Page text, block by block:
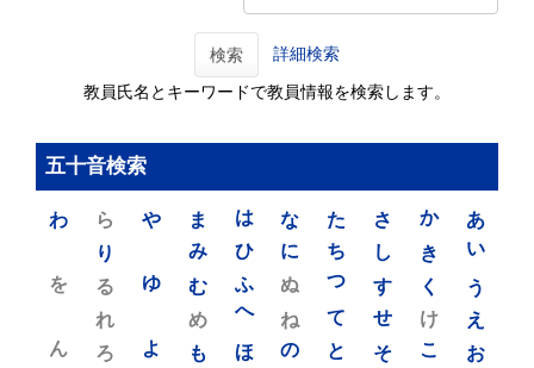
検索 詳細検索
教員氏名とキーワードで教員情報を検索します。
五十音検索
あ
い
う
え
お
か
き
く
け
こ
さ
し
す
せ
そ
た
ち
つ
て
と
な
に
ぬ
ね
の
は
ひ
ふ
へ
ほ
ま
み
む
め
も
や
ゆ
よ
ら
り
る
れ
ろ
わ
を
ん